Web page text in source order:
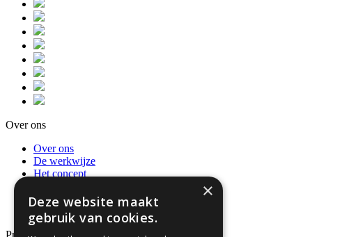
Over ons
Over ons
De werkwijze
Het concept
Recensies
Neem contact op
Producten
×
Deze website maakt
gebruik van cookies.